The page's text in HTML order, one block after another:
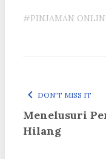
#PINJAMAN
DON'T MISS IT
Menelusuri
Hilang